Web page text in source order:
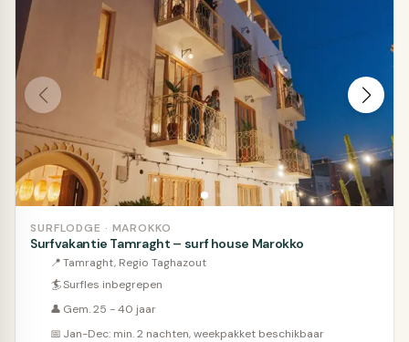
SURFLODGE · MAROKKO
Surfvakantie Tamraght – surf house Marokko
📍Tamraght, Regio Taghazout
🏄Surfles inbegrepen
👤 Gem. 25 - 40 jaar
📅 Jan-Dec: min. 2 nachten, weekpakket beschikbaar